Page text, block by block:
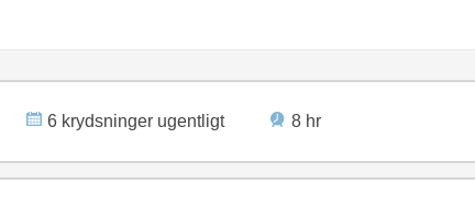
6 krydsninger ugentligt 8 hr